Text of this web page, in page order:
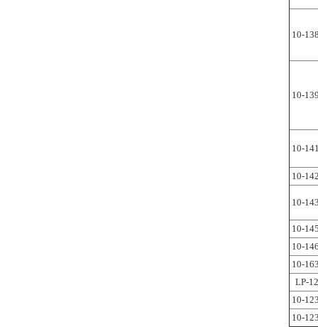
10-
10-
10-
10-
10-
10-
10-
10-
LP-
10-
10-